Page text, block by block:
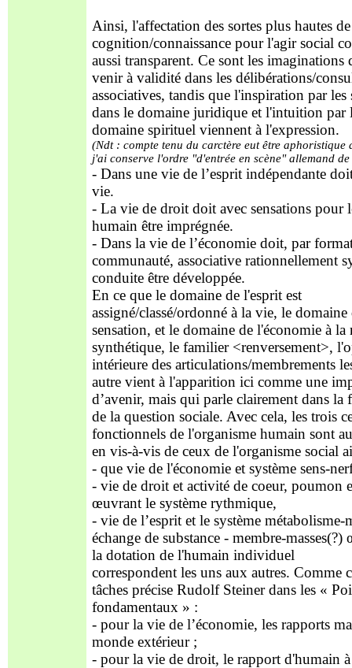
Ainsi, l'affectation des sortes plus hautes de
cognition/connaissance pour l'agir social
aussi transparent. Ce sont les imaginations
venir à validité dans les délibérations/
associatives, tandis que l'inspiration par les
dans le domaine juridique et l'intuition par
domaine spirituel viennent à l'expression.
(Ndt : compte tenu du carctère eut être aphoristique
j'ai conserve l'ordre "d'entrée en scène" allemand
- Dans une vie de l’esprit indépendante
vie.
- La vie de droit doit avec sensations pour
humain être imprégnée.
- Dans la vie de l’économie doit, par
communauté, associative rationnellement
conduite être développée.
En ce que le domaine de l'esprit est
assigné/classé/ordonné à la vie, le
sensation, et le domaine de l'économie à la
synthétique, le familier <renversement>,
intérieure des articulations/membrements
autre vient à l'apparition ici comme une
d’avenir, mais qui parle clairement dans la
de la question sociale. Avec cela, les trois
fonctionnels de l'organisme humain sont
en vis-à-vis de ceux de l'organisme social
- que vie de l'économie et système sens-
- vie de droit et activité de coeur, poumon
œuvrant le système rythmique,
- vie de l’esprit et le système métabolisme-
échange de substance - membre-
la dotation de l'humain individuel
correspondent les uns aux autres. Comme
tâches précise Rudolf Steiner dans les «
fondamentaux » :
- pour la vie de l’économie, les rapports
monde extérieur ;
- pour la vie de droit, le rapport d'humain